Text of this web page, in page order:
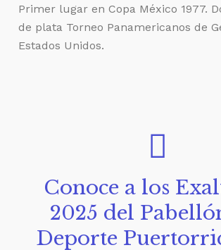
Primer lugar en Copa México 1977.
de plata Torneo Panamericanos de
Estados Unidos.
Conoce a los
2025 del
Deporte